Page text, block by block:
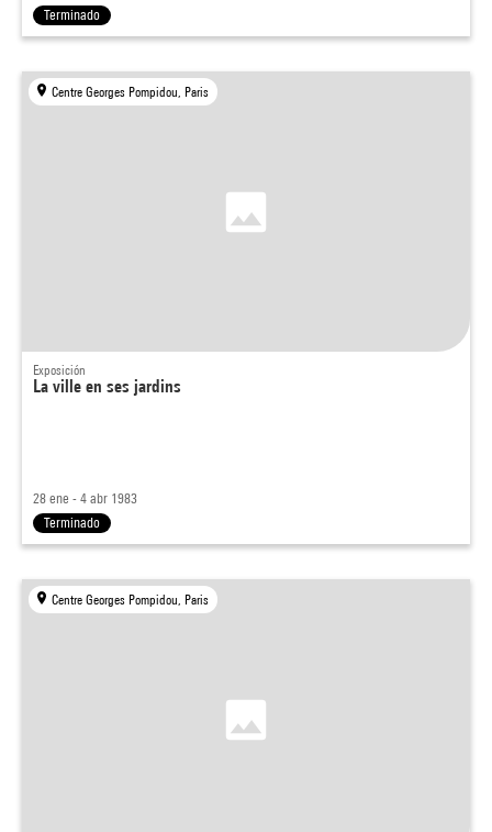
Terminado
Centre Georges Pompidou, Paris
Exposición
La ville en ses jardins
28 ene - 4 abr 1983
Terminado
Centre Georges Pompidou, Paris